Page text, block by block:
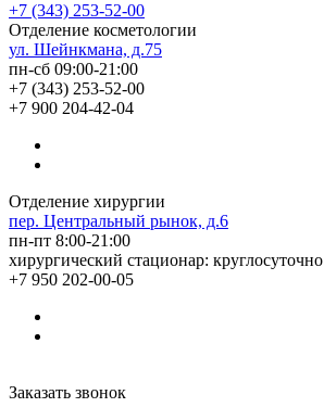
+7 (343) 253-52-00
Отделение косметологии
ул. Шейнкмана, д.75
пн-сб 09:00-21:00
+7 (343) 253-52-00
+7 900 204-42-04
Отделение хирургии
пер. Центральный рынок, д.6
пн-пт 8:00-21:00
хирургический стационар: круглосуточно
+7 950 202-00-05
Заказать звонок